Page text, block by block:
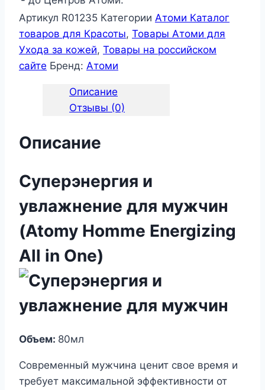
Артикул R01235 Категории Атоми Каталог
товаров для Красоты, Товары Атоми для
Ухода за кожей, Товары на российском
сайте Бренд: Атоми
Описание
Отзывы (0)
Описание
Суперэнергия и
увлажнение для мужчин
(Atomy Homme Energizing
All in One)
Объем: 80мл
Современный мужчина ценит свое время и
требует максимальной эффективности от